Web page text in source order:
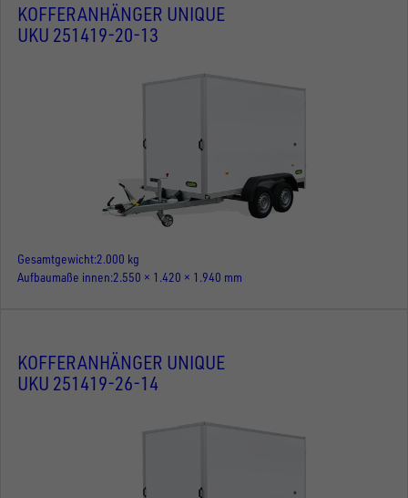
KOFFERANHÄNGER UNIQUE
UKU 251419-20-13
Gesamtgewicht 2.000 kg
Aufbaumaße innen 2.550 × 1.420 × 1.940 mm
KOFFERANHÄNGER UNIQUE
UKU 251419-26-14